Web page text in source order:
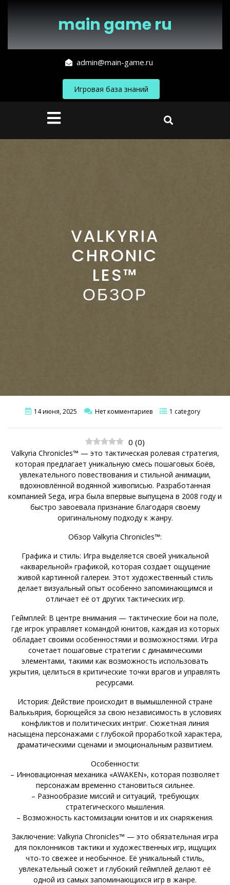
main game ru
admin@main-game.ru
Игровая база знаний
Кнопка
Открыть
VALKYRIA
CHRONIC
LES™
ОБЗОР
14 июня, 2025 Нет комментариев 1 category
0 (0)
Valkyria Chronicles™ — это тактическая ролевая стратегия,
которая предлагает уникальную смесь пошаговых боёв,
увлекательного повествования и стильной анимации,
вдохновлённой водянной живописью. Разработанная
компанией Sega, игра была впервые выпущена в 2008 году и
быстро завоевала признание благодаря своему
оригинальному подходу к жанру.
Обзор Valkyria Chronicles™:
Графика и стиль: Игра выделяется своей уникальной
«акварельной» графикой, которая создает ощущение
живой картинной галереи. Этот художественный стиль
делает визуальный опыт особенно запоминающимся и
отличает её от других тактических игр.
Геймплей: В центре внимания — тактические бои на поле,
где игрок управляет командой юнитов, каждая из которых
обладает своими особенностями и возможностями. Игра
сочетает пошаговые стратегии с динамическими
элементами, такими как возможность использовать
укрытия, целиться в критические точки врагов и управлять
ресурсами.
История: Действие происходит в вымышленной стране
Валькьярия, борющейся за свою независимость в условиях
конфликтов и политических интриг. Сюжетная линия
насыщена персонажами с глубокой проработкой характера,
драматическими сценами и эмоциональным развитием.
Особенности:
– Инновационная механика «AWAKEN», которая позволяет
персонажам временно становиться сильнее.
– Разнообразие миссий и ситуаций, требующих
стратегического мышления.
– Возможность кастомизации юнитов и их снаряжения.
Заключение: Valkyria Chronicles™ — это обязательная игра
для поклонников тактики и художественных игр, ищущих
что-то свежее и необычное. Её уникальный стиль,
увлекательный сюжет и глубокий геймплей делают её
одной из самых запоминающихся игр в жанре.